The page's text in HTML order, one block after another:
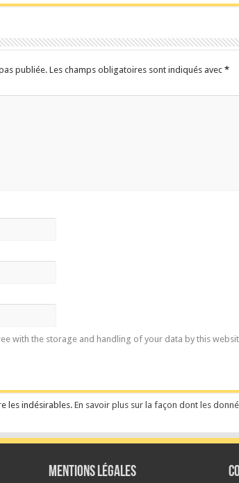
publiée. Les champs obligatoires sont indiqués avec *
with the storage and handling of your data by this
les indésirables. En savoir plus sur la façon dont les
MENTIONS LÉGALES